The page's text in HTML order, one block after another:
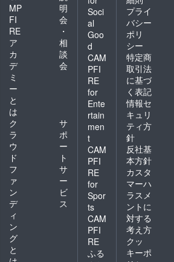
MP
FI
RE
ア
カ
デ
ミ
ー
と
は
明
会
・
相
談
会
ク
ラ
ウ
ド
フ
ァ
ン
デ
ィ
ン
グ
と
サ
ポ
ー
ト
サ
ー
ビ
ス
Soci
al
Goo
d
CAM
PFI
RE
for
Ente
rtain
men
t
CAM
PFI
RE
for
Spor
ts
CAM
PFI
RE
ふる
プライ
バシー
ポリ
シー
特定商
取引法
に基づ
く表記
情報セ
キュリ
ティ方
針
反社基
本方針
カスタ
マーハ
ラスメ
ントに
対する
考え方
クッ
キーポ